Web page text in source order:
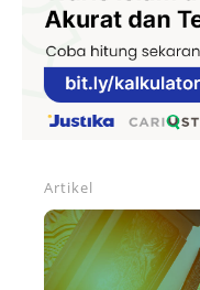
Artikel